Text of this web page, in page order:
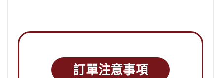
訂單注意事項